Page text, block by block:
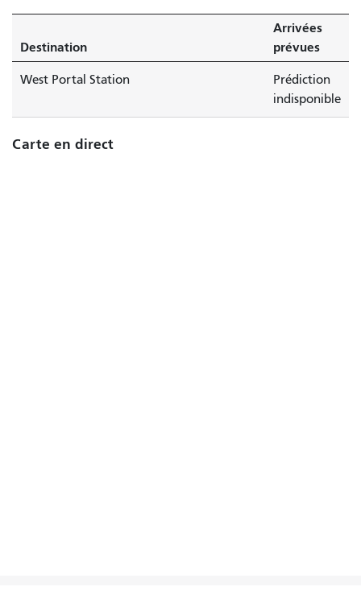
Destination
Arrivées
prévues
West Portal Station
Prédiction
indisponible
Carte en direct